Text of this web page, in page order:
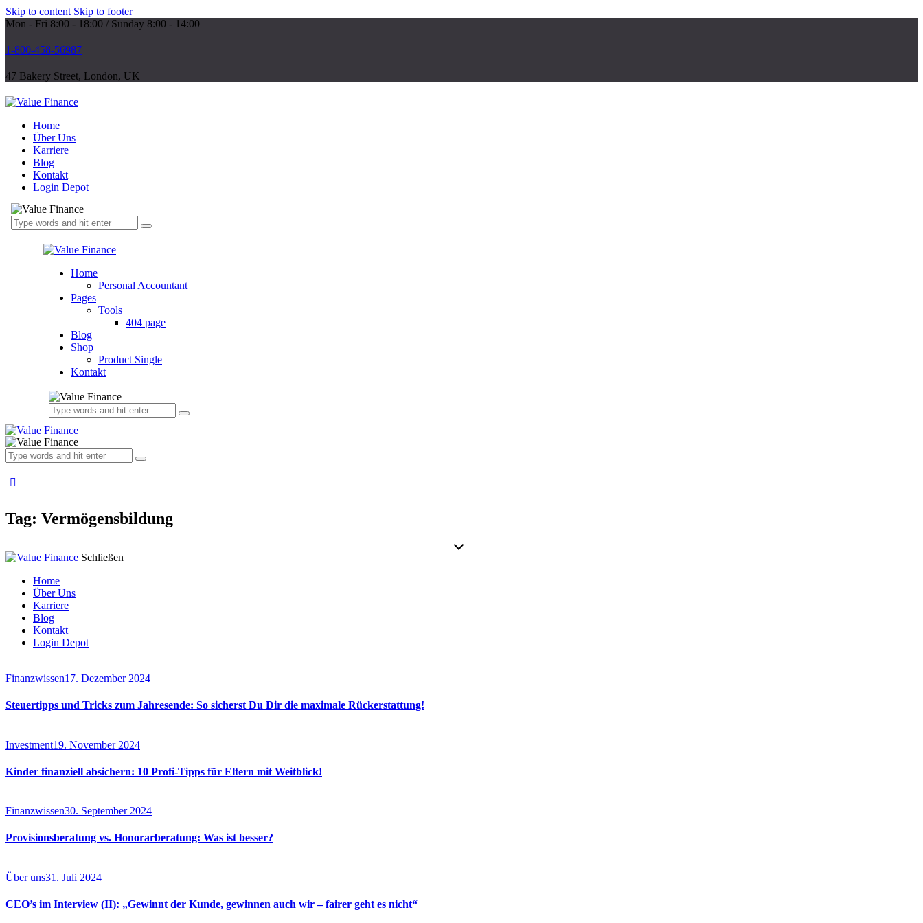
Skip to content Skip to footer
Mon - Fri 8:00 - 18:00 / Sunday 8:00 - 14:00
1-800-458-56987
47 Bakery Street, London, UK
Home
Über Uns
Karriere
Blog
Kontakt
Login Depot
Home
Personal Accountant
Pages
Tools
404 page
Blog
Shop
Product Single
Kontakt
Tag: Vermögensbildung
Schließen
Home
Über Uns
Karriere
Blog
Kontakt
Login Depot
Finanzwissen17. Dezember 2024
Steuertipps und Tricks zum Jahresende: So sicherst Du Dir die maximale Rückerstattung!
Investment19. November 2024
Kinder finanziell absichern: 10 Profi-Tipps für Eltern mit Weitblick!
Finanzwissen30. September 2024
Provisionsberatung vs. Honorarberatung: Was ist besser?
Über uns31. Juli 2024
CEO’s im Interview (II): „Gewinnt der Kunde, gewinnen auch wir – fairer geht es nicht“